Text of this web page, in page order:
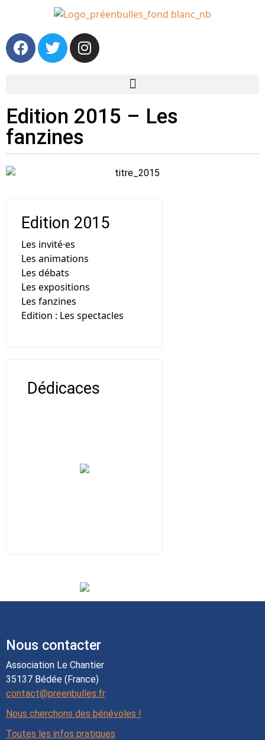
Edition 2015 – Les
fanzines
Edition 2015
Les invité·es
Les animations
Les débats
Les expositions
Les fanzines
Edition : Les spectacles
Dédicaces
Nous contacter
Association Le Chantier
35137 Bédée (France)
contact@preenbulles.fr
Nous cherchons des bénévoles !
Toutes les infos pratiques